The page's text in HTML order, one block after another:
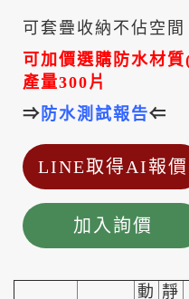
可套疊收納不佔空間
可加價選購防水材質
產量300 片
⇒ 防水測試報告⇐
LINE取得AI報價
加入詢價
動 靜